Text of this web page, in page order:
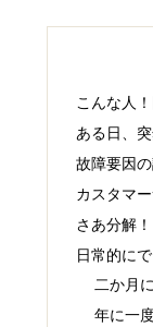
こんな人
ある日、
故障要因
カスタマ
さあ分解
日常的に
二か月
年に一